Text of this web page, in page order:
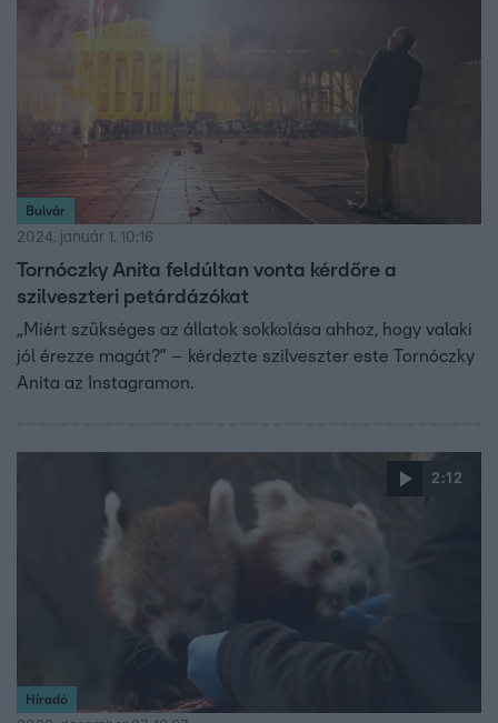
Bulvár
2024. január 1. 10:16
Tornóczky Anita feldúltan vonta kérdőre a
szilveszteri petárdázókat
„Miért szükséges az állatok sokkolása ahhoz, hogy valaki
jól érezze magát?” – kérdezte szilveszter este Tornóczky
Anita az Instagramon.
2:12
Híradó